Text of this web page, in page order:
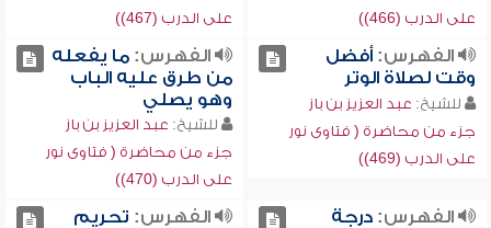
على الدرب (466))
على الدرب (467))
الفهرس:أفضل
وقت لصلاة الوتر
للشيخ: عبد العزيز بن باز
جزء من محاضرة ( فتاوى نور
على الدرب (469))
الفهرس:ما يفعله
من طرق عليه الباب
وهو يصلي
للشيخ: عبد العزيز بن باز
جزء من محاضرة ( فتاوى نور
على الدرب (470))
الفهرس:درجة
الفهرس: تحريم